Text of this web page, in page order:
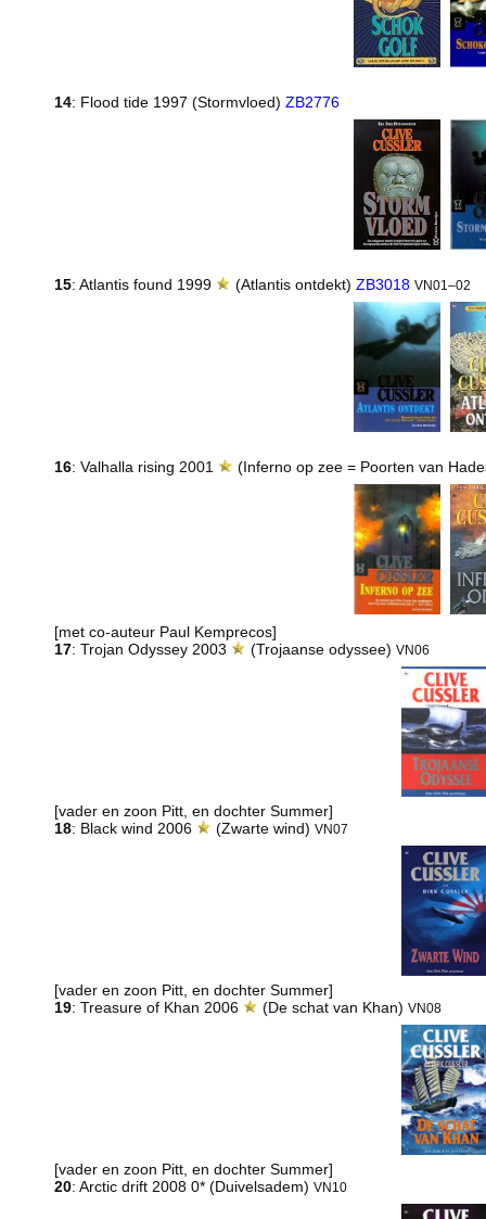
14: Flood tide 1997 (Stormvloed) ZB2776
15: Atlantis found 1999 (Atlantis ontdekt)ZB3018 VN01–02
16: Valhalla rising 2001 (Inferno op zee = Poorten van
[met co-auteur Paul Kemprecos]
17: Trojan Odyssey 2003 (Trojaanse odyssee)VN06
[vader en zoon Pitt, en dochter Summer]
18: Black wind 2006 (Zwarte wind)VN07
[vader en zoon Pitt, en dochter Summer]
19: Treasure of Khan 2006 (De schat van Khan)VN08
[vader en zoon Pitt, en dochter Summer]
20: Arctic drift 2008 0* (Duivelsadem) VN10